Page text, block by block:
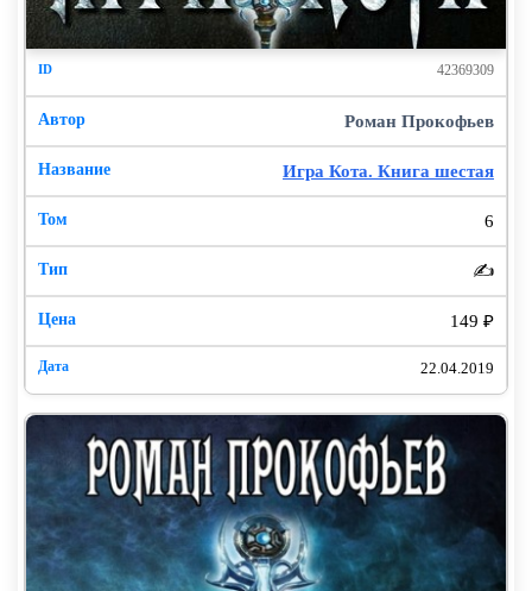
42369309
Роман Прокофьев
Игра Кота. Книга шестая
6
✍️
149 ₽
22.04.2019